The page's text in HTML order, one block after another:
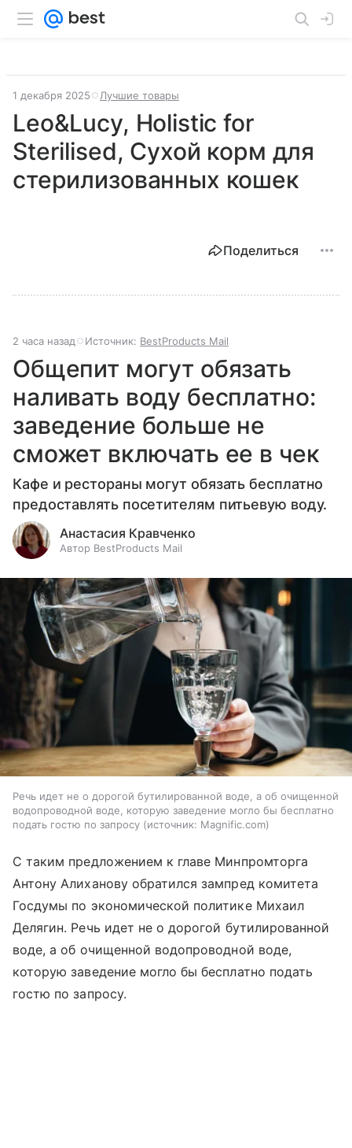
1 декабря 2025 Лучшие товары
Leo&Lucy, Holistic for
Sterilised, Сухой корм для
стерилизованных кошек
Поделиться
2 часа назад Источник: BestProducts Mail
Общепит могут обязать
наливать воду бесплатно:
заведение больше не
сможет включать ее в чек
Кафе и рестораны могут обязать бесплатно
предоставлять посетителям питьевую воду.
Анастасия Кравченко
Автор BestProducts Mail
Речь идет не о дорогой бутилированной воде, а об очищенной
водопроводной воде, которую заведение могло бы бесплатно
подать гостю по запросу
источник: Magnific.com
С таким предложением к главе Минпромторга
Антону Алиханову обратился зампред комитета
Госдумы по экономической политике Михаил
Делягин. Речь идет не о дорогой бутилированной
воде, а об очищенной водопроводной воде,
которую заведение могло бы бесплатно подать
гостю по запросу.